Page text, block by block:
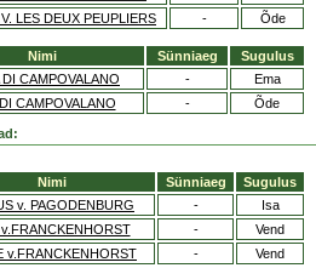
LES DEUX PEUPLIERS - Õde
Nimi Sünniaeg
Sugulus
DI CAMPOVALANO -
Ema
CAMPOVALANO - Õde
Nimi Sünniaeg
Sugulus
v. PAGODENBURG -
Isa
v.FRANCKENHORST -
Vend
v.FRANCKENHORST - Vend